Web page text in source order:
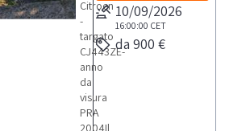
Citroen
-
targato
CJ443ZE-
anno
da
visura
PRA
2004Il
10/09/2026
16:00:00 CET
da 900 €